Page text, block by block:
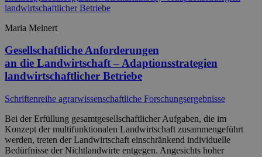
Maria Meinert
Gesellschaftliche Anforderungen
an die Landwirtschaft – Adaptionsstrategien
landwirtschaftlicher Betriebe
Schriftenreihe agrarwissenschaftliche Forschungsergebnisse
Bei der Erfüllung gesamtgesellschaftlicher Aufgaben, die im
Konzept der multifunktionalen Landwirtschaft zusammengeführt
werden, treten der Landwirtschaft einschränkend individuelle
Bedürfnisse der Nichtlandwirte entgegen. Angesichts hoher